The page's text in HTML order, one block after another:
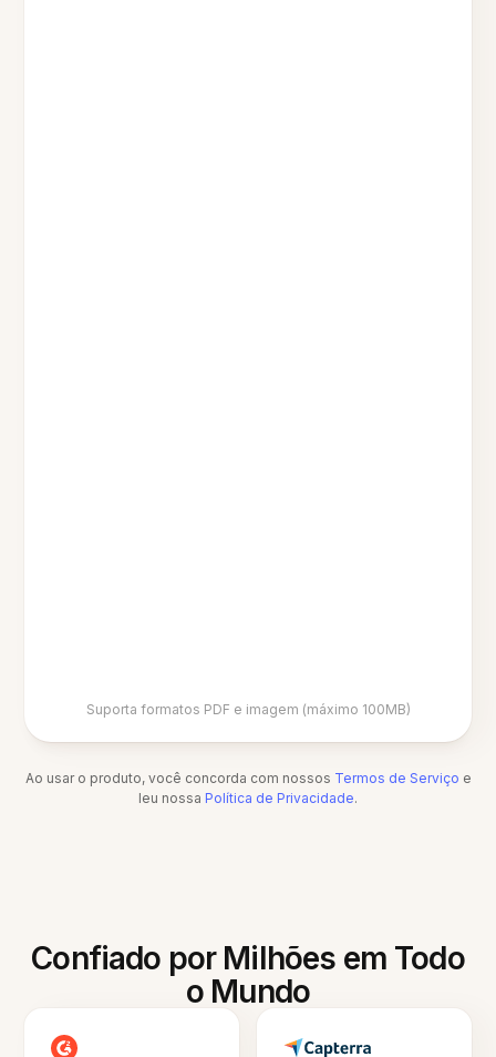
Suporta formatos PDF e imagem (máximo 100MB)
Ao usar o produto, você concorda com nossos Termos de Serviço e
leu nossa Política de Privacidade.
Confiado por Milhões em Todo
o Mundo